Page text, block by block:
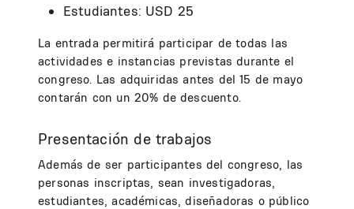
Estudiantes: USD 25
La entrada permitirá participar de todas las
actividades e instancias previstas durante el
congreso. Las adquiridas antes del 15 de mayo
contarán con un 20% de descuento.
Presentación de trabajos
Además de ser participantes del congreso, las
personas inscriptas, sean investigadoras,
estudiantes, académicas, diseñadoras o público